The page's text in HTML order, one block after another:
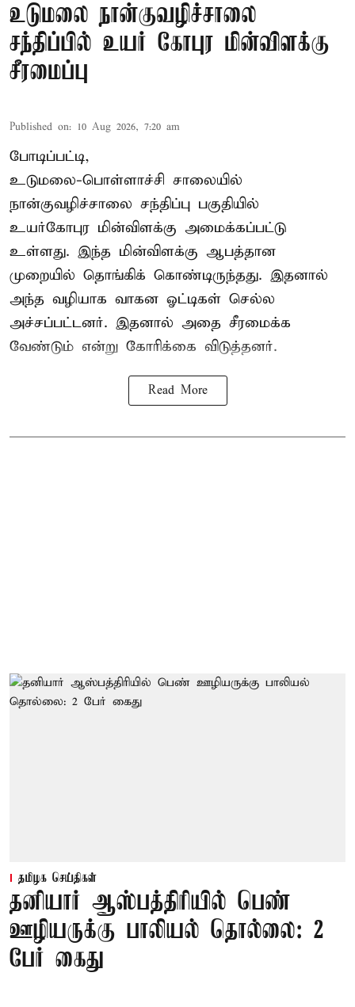
உடுமலை நான்குவழிச்சாலை
சந்திப்பில் உயர் கோபுர மின்விளக்கு
சீரமைப்பு
Published on: 10 Aug 2026, 7:20 am
போடிப்பட்டி,
உடுமலை-பொள்ளாச்சி சாலையில்
நான்குவழிச்சாலை சந்திப்பு பகுதியில்
உயர்கோபுர மின்விளக்கு அமைக்கப்பட்டு
உள்ளது. இந்த மின்விளக்கு ஆபத்தான
முறையில் தொங்கிக் கொண்டிருந்தது. இதனால்
அந்த வழியாக வாகன ஓட்டிகள் செல்ல
அச்சப்பட்டனர். இதனால் அதை சீரமைக்க
வேண்டும் என்று கோரிக்கை விடுத்தனர்.
Read More
தமிழக செய்திகள்
தனியார் ஆஸ்பத்திரியில் பெண்
ஊழியருக்கு பாலியல் தொல்லை: 2
பேர் கைது